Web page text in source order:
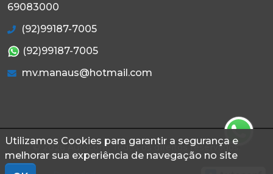
Utilizamos Cookies para garantir a segurança e
melhorar sua experiência de navegação no site
69083000
(92)99187-7005
(92)99187-7005
mv.manaus@hotmail.com
© 2026 Autoconf. Todos os direitos reservados.